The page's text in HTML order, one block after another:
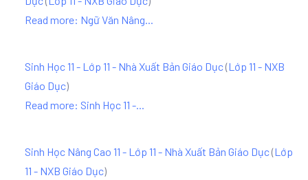
Read more: Ngữ Văn Nâng...
Sinh Học 11 - Lớp 11 - Nhà Xuất Bản Giáo Dục(Lớp 11 - NXB
Giáo Dục)
Read more: Sinh Học 11 -...
Sinh Học Nâng Cao 11 - Lớp 11 - Nhà Xuất Bản Giáo Dục(Lớp
11 - NXB Giáo Dục)